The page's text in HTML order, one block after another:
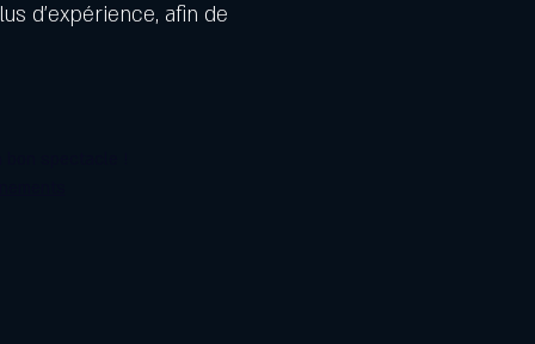
d'expérience, afin de